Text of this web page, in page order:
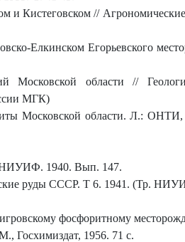
и Кистeгoвском //
Елкинском Егорьевского
Московской области //
МГК)
Московской области. Л.:
НИУИФ. 1940. Вып. 147.
руды СССР. Т 6. 1941. (Тр.
фосфоритному
Госхимиздат, 1956. 71 с.